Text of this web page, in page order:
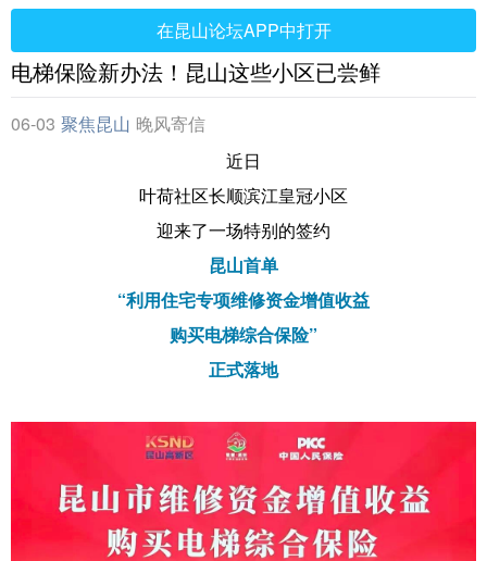
在昆山论坛APP中打开
电梯保险新办法！昆山这些小区已尝鲜
06-03 聚焦昆山 晚风寄信
近日
叶荷社区长顺滨江皇冠小区
迎来了一场特别的签约
昆山首单
“利用住宅专项维修资金增值收益
购买电梯综合保险”
正式落地